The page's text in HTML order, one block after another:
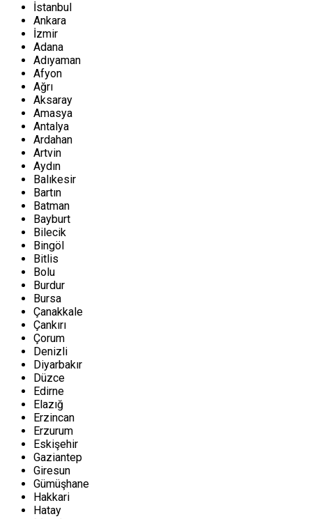
İstanbul
Ankara
İzmir
Adana
Adıyaman
Afyon
Ağrı
Aksaray
Amasya
Antalya
Ardahan
Artvin
Aydın
Balıkesir
Bartın
Batman
Bayburt
Bilecik
Bingöl
Bitlis
Bolu
Burdur
Bursa
Çanakkale
Çankırı
Çorum
Denizli
Diyarbakır
Düzce
Edirne
Elazığ
Erzincan
Erzurum
Eskişehir
Gaziantep
Giresun
Gümüşhane
Hakkari
Hatay